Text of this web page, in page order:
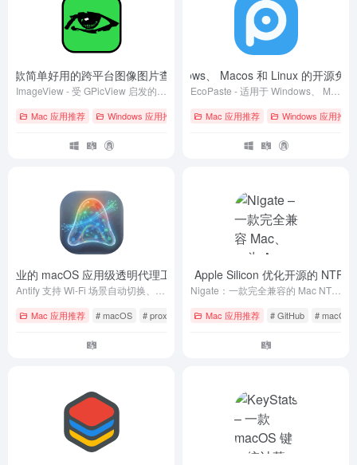
款简单好用的跨平台图像图片查看器- Version 1.9.0
Mac 应用推荐 Windows 应用推荐 # GitHub # Linux # macOS
EcoPaste – 适用于 Windows、 Macos 和 Linux 的开源免
Mac 应用推荐 Windows 应用推荐
业的 macOS 应用级透明代理工具
- 最新版
Mac 应用推荐 # macOS # proxy # 代理
Nigate – 一款完全兼容 Mac、专为 Apple Silicon 优化开源的 NTFS
Mac 应用推荐 # GitHub # macOS